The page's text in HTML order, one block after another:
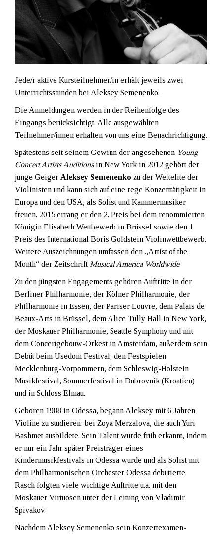
Jede/r aktive Kursteilnehmer/in erhält jeweils zwei
Unterrichtsstunden bei Aleksey Semenenko.
Die Anmeldungen werden in der Reihenfolge des
Eingangs berücksichtigt. Alle ausgewählten
Teilnehmer/innen erhalten von uns eine Benachrichtigung.
Spätestens seit seinem Gewinn der angesehenen Young
Concert Artists Auditionsin New York in 2012 gehört der
junge Geiger Aleksey Semenenko zu der Weltelite der
Violinisten und kann sich auf eine rege Konzerttätigkeit in
Europa und den USA, als Solist und Kammermusiker
freuen. 2015 errang er den 2. Preis bei dem renommierten
Königin Elisabeth Wettbewerb in Brüssel sowie den 1.
Preis des International Boris Goldstein Violinwettbewerb.
Weitere Auszeichnungen umfassen den „Artist of the
Month“ der Zeitschrift Musical America Worldwide.
Zu den jüngsten Engagements gehören Auftritte in der
Berliner Philharmonie, der Kölner Philharmonie, der
Philharmonie in Essen, der Pariser Louvre, dem Palais de
Beaux-Arts in Brüssel, dem Alice Tully Hall in New York,
der Moskauer Philharmonie, Seattle Symphony und mit
dem Concertgebouw-Orkest in Amsterdam, außerdem sein
Debüt beim Usedom Festival, den Festspielen
Mecklenburg-Vorpommern, dem Schleswig-Holstein
Musikfestival, Sommerfestival in Dubrovnik (Kroatien)
und in Schloss Elmau.
Geboren 1988 in Odessa, begann Aleksey mit 6 Jahren
Violine zu studieren: bei Zoya Merzalova, die auch Yuri
Bashmet ausbildete. Sein Talent wurde früh erkannt, indem
er nur ein Jahr später Preisträger eines
Kindermusikfestivals in Odessa wurde und als Solist mit
dem Philharmonischen Orchester Odessa debütierte.
Rasch folgten viele wichtige Auftritte u.a. mit den
Moskauer Virtuosen unter der Leitung von Vladimir
Spivakov.
Nachdem Aleksey Semenenko sein Konzertexamen-